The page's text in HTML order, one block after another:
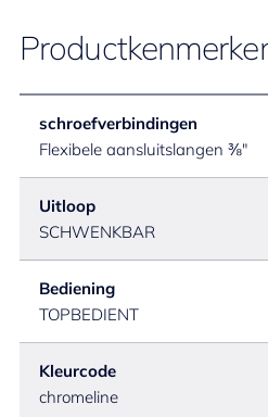
schroefverbindingen
Flexibele aansluitslangen ⅜"
Uitloop
SCHWENKBAR
Bediening
TOPBEDIENT
Kleurcode
chromeline